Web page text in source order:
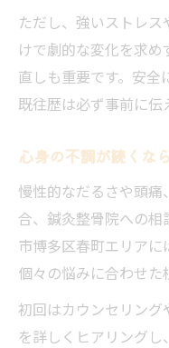
ただし、強いストレ
けで劇的な変化を求
直しも重要です。安全
既往歴は必ず事前に伝
心身の不調が続くな
慢性的なだるさや頭
合、鍼灸整骨院への相
市博多区春町エリアに
個々の悩みに合わせた
初回はカウンセリング
を詳しくヒアリング